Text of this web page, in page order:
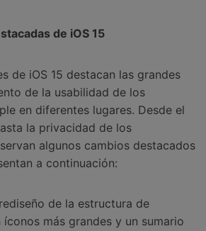
de iOS 15
de iOS 15 destacan las grandes
de la usabilidad de los
en diferentes lugares. Desde el
la privacidad de los
algunos cambios destacados
a continuación:
de la estructura de
más grandes y un sumario